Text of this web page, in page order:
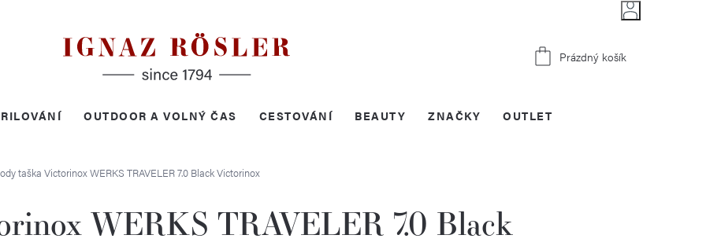
Nákupní
Prázdný košík
OUTDOOR A VOLNÝ ČAS CESTOVÁNÍ BEAUTY OUTLET
ZNAČKY
taška Victorinox WERKS TRAVELER 7.0 BlackVictorinox
WERKS TRAVELER 7.0 Black